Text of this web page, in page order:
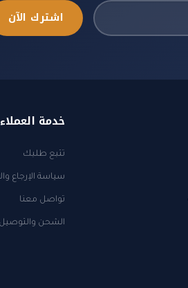
اشترك الآن
خدمة العملاء
تتبع طلبك
سياسة الإرجاع
تواصل معنا
الشحن والتوصيل